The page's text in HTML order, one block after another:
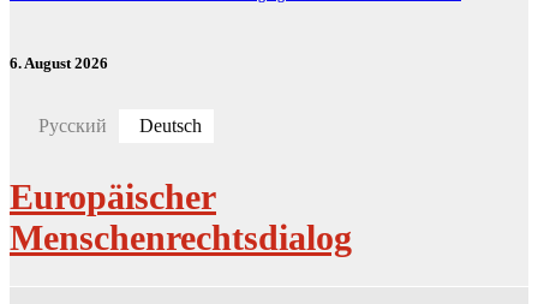
6. August 2026
Русский Deutsch
Europäischer
Menschenrechtsdialog